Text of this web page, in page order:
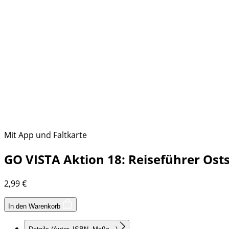
Mit App und Faltkarte
GO VISTA Aktion 18: Reiseführer
2,99€
In den Warenkorb